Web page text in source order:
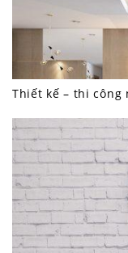
Thiết kế – thi công